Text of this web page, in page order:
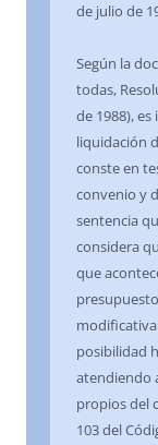
de julio de
Según la
todas,
de 1988),
liquidación
conste en
convenio y
sentencia
considera
que
modificativa
posibilidad
atendiendo
propios del
103 del